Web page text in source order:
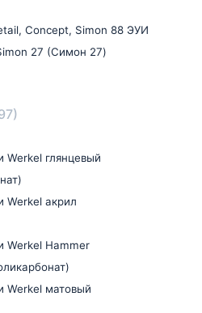
Concept, Simon 88 ЭУИ
27 (Симон 27)
глянцевый
Werkel акрил
Werkel Hammer
Werkel матовый